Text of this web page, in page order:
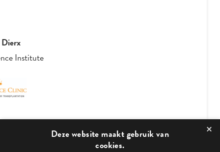
Institute
2 /4 ×
Deze website maakt gebruik van
cookies.